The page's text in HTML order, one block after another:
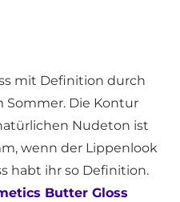
mit Definition durch
Sommer. Die Kontur
Nudeton ist
wenn der Lippenlook
habt ihr so Definition.
Butter Gloss